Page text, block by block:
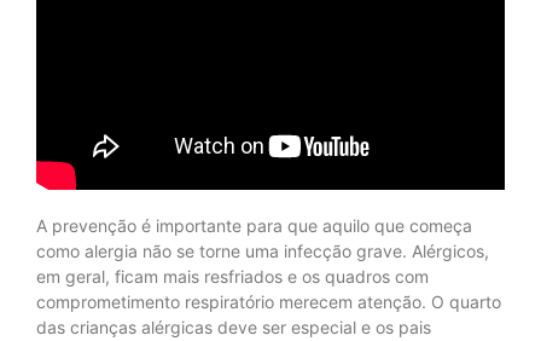
A prevenção é importante para que aquilo que começa
como alergia não se torne uma infecção grave. Alérgicos,
em geral, ficam mais resfriados e os quadros com
comprometimento respiratório merecem atenção. O quarto
das crianças alérgicas deve ser especial e os pais